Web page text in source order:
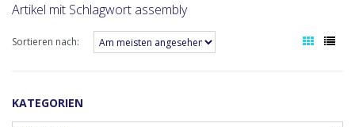
Artikel mit Schlagwort assembly
Sortieren nach:
KATEGORIEN